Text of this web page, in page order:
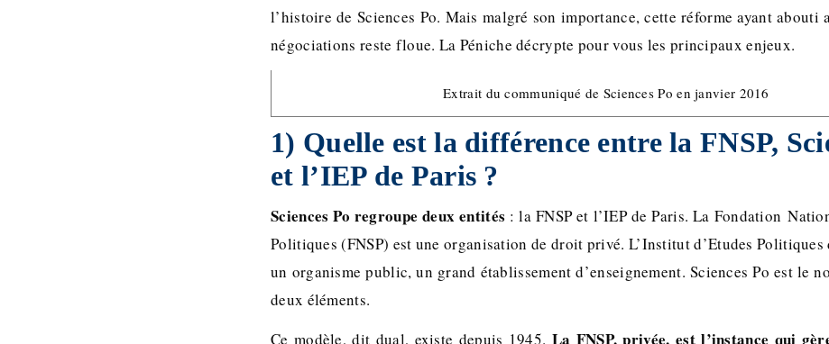
l’histoire de Sciences Po. Mais malgré son importance, cette réforme ayant abouti
négociations reste floue. La Péniche décrypte pour vous les principaux enjeux.
Extrait du communiqué de Sciences Po en janvier 2016
1) Quelle est la différence entre la FNSP,
et l’IEP de Paris ?
Sciences Po regroupe deux entités : la FNSP et l’IEP de Paris. La Fondation
Politiques (FNSP) est une organisation de droit privé. L’Institut d’Etudes Politiques
un organisme public, un grand établissement d’enseignement. Sciences Po est le
deux éléments.
Ce modèle, dit dual, existe depuis 1945. La FNSP, privée, est l’instance qui